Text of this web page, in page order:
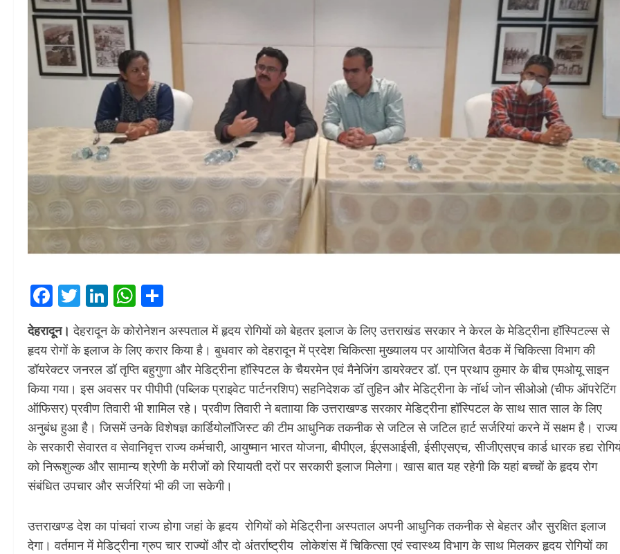
Facebook
Twitter
LinkedIn
WhatsApp
देहरादून। देहरादून के कोरोनेशन अस्पताल में हृदय रोगियों को बेहतर इलाज के लिए उत्तराखंड सरकार ने केरल के मेडिट्रीना हॉस्पिटल्स से
हृदय रोगों के इलाज के लिए करार किया है। बुधवार को देहरादून में प्रदेश चिकित्सा मुख्यालय पर आयोजित बैठक में चिकित्सा विभाग की
डॉयरेक्टर जनरल डॉ तृप्ति बहुगुणा और मेडिट्रीना हॉस्पिटल के चैयरमेन एवं मैनेजिंग डायरेक्टर डॉ. एन प्रथाप कुमार के बीच एमओयू साइन
किया गया। इस अवसर पर पीपीपी (पब्लिक प्राइवेट पार्टनरशिप) सहनिदेशक डॉ तुहिन और मेडिट्रीना के नॉर्थ जोन सीओओ (चीफ ऑपरेटिंग
ऑफिसर) प्रवीण तिवारी भी शामिल रहे। प्रवीण तिवारी ने बतााया कि उत्तराखण्ड सरकार मेडिट्रीना हॉस्पिटल के साथ सात साल के लिए
अनुबंध हुआ है। जिसमें उनके विशेषज्ञ कार्डियोलॉजिस्ट की टीम आधुनिक तकनीक से जटिल से जटिल हार्ट सर्जरियां करने में सक्षम है। राज्य
के सरकारी सेवारत व सेवानिवृत्त राज्य कर्मचारी, आयुष्मान भारत योजना, बीपीएल, ईएसआईसी, ईसीएसएच, सीजीएसएच कार्ड धारक हद्य
को निरूशुल्क और सामान्य श्रेणी के मरीजों को रियायती दरों पर सरकारी इलाज मिलेगा। खास बात यह रहेगी कि यहां बच्चों के हृदय रोग
संबंधित उपचार और सर्जरियां भी की जा सकेगी।
उत्तराखण्ड देश का पांचवां राज्य होगा जहां के हृदय रोगियों को मेडिट्रीना अस्पताल अपनी आधुनिक तकनीक से बेहतर और सुरक्षित इलाज
देगा। वर्तमान में मेडिट्रीना ग्रुप चार राज्यों और दो अंतर्राष्ट्रीय लोकेशंस में चिकित्सा एवं स्वास्थ्य विभाग के साथ मिलकर हृदय रोगियों का